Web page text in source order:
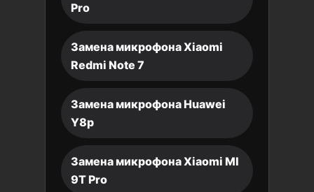
Pro
Замена микрофона Xiaomi
Redmi Note 7
Замена микрофона Huawei
Y8p
Замена микрофона Xiaomi MI
9T Pro